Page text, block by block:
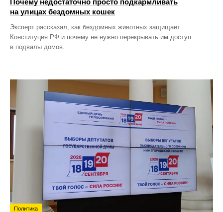
на улицах бездомных кошек
Эксперт рассказал, как бездомных животных защищает
Конституция РФ и почему не нужно перекрывать им доступ
в подвалы домов.
Политика